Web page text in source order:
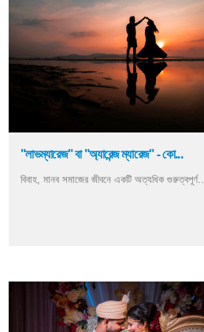
"লাভম্যারেজ" বা "অ্যারেন্জ ম্যারেজ" - কো...
বিবাহ, মানব সমাজের জীবনে একটি অত্যধিক গুরুত্বপূর্ণ...